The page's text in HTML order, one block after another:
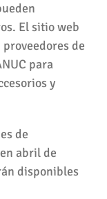
El sitio web
de
para
y
de
abril de
disponibles